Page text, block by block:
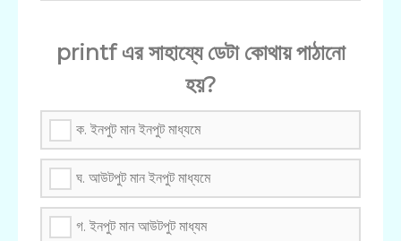
printf এর সাহায্যে ডেটা কোথায় পাঠানো
হয়?
ক. ইনপুট মান ইনপুট মাধ্যমে
ঘ. আউটপুট মান ইনপুট মাধ্যমে
গ. ইনপুট মান আউটপুট মাধ্যম